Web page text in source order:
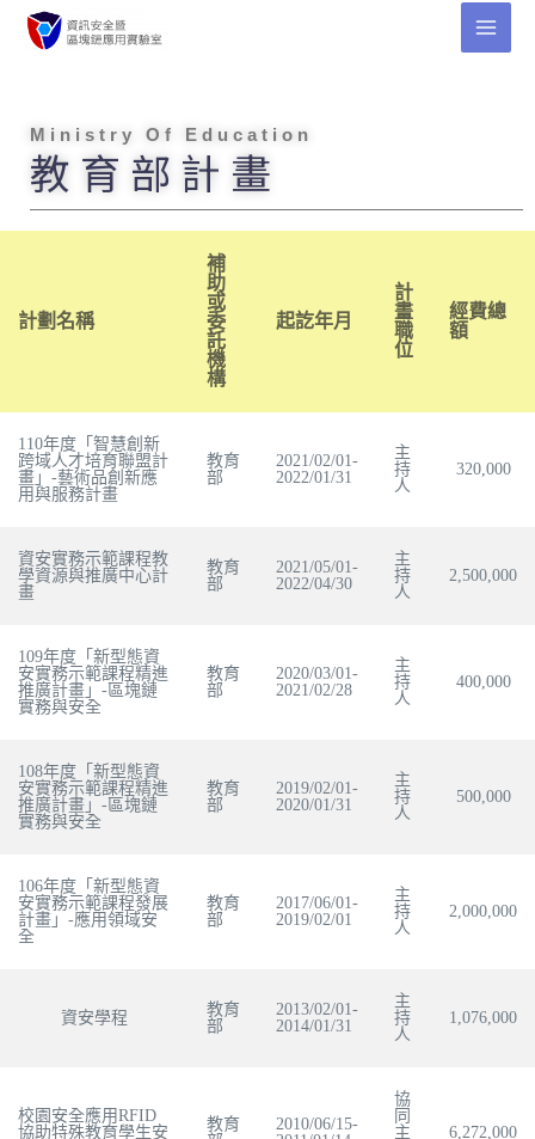
M i n i s t r y O f E d u c a t i o n
教 育 部 計 畫
計劃名稱
補
助
或
委
託
機
構
起訖年月
計
畫
職
位
經費總
額
110年度「智慧創新
跨域人才培育聯盟計
畫」-藝術品創新應
用與服務計畫
教育
部
2021/02/01-
2022/01/31
主
持
人
320,000
資安實務示範課程教
學資源與推廣中心計
畫
教育
部
2021/05/01-
2022/04/30
主
持
人
2,500,000
109年度「新型態資
安實務示範課程精進
推廣計畫」-區塊鏈
實務與安全
教育
部
2020/03/01-
2021/02/28
主
持
人
400,000
108年度「新型態資
安實務示範課程精進
推廣計畫」-區塊鏈
實務與安全
教育
部
2019/02/01-
2020/01/31
主
持
人
500,000
106年度「新型態資
安實務示範課程發展
計畫」-應用領域安
全
教育
部
2017/06/01-
2019/02/01
主
持
人
2,000,000
資安學程
教育
部
2013/02/01-
2014/01/31
主
持
人
1,076,000
校園安全應用RFID
協助特殊教育學生安
教育
2010/06/15-
協
同
主
6,272,000